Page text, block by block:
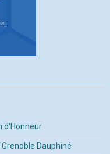
d'Honneur
Grenoble Dauphiné